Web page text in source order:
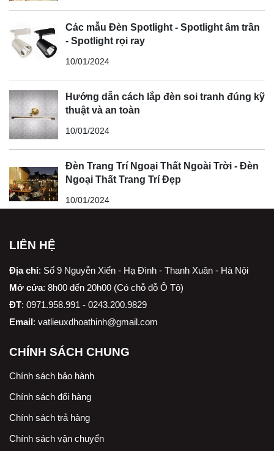
Các mẫu Đèn Spotlight - Spotlight âm trần
- Spotlight rọi ray
10/01/2024
Hướng dẫn cách lắp đèn soi tranh đúng kỹ
thuật và an toàn
10/01/2024
Đèn Trang Trí Ngoại Thất Ngoài Trời - Đèn
Ngoại Thất Trang Trí Đẹp
10/01/2024
LIÊN HỆ
Địa chỉ: Số 9 Nguyễn Xiển - Hạ Đình - Thanh Xuân - Hà Nội
Mở cửa: 8h00 đến 20h00 (Có chỗ đỗ Ô Tô)
ĐT: 0971.958.991 - 0243.200.9829
Email: vatlieuxdhoathinh@gmail.com
CHÍNH SÁCH CHUNG
Chính sách bảo hành
Chính sách đổi hàng
Chính sách trả hàng
Chính sách vận chuyển